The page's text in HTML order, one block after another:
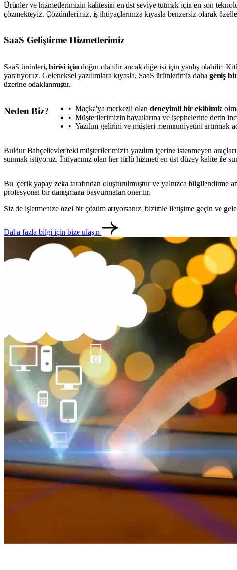
Ürünler ve hizmetlerimizin kalitesini en üst seviye tutmak için en son
çözmekteyiz. Çözümlerimiz, iş ihtiyaçlarınıza kıyasla benzersiz olarak
SaaS Geliştirme Hizmetlerimiz
SaaS ürünleri, birisi için doğru olabilir ancak diğerisi için yanlış olabilir.
yaratıyoruz. Geleneksel yazılımlara kıyasla, SaaS ürünlerimiz daha geniş
üzerine odaklanmıştır.
Neden Biz? Maçka'ya merkezli olan deneyimli bir ekibimiz
Müşterilerimizin hayatlarına ve işephelerine derin
Yazılım gelirini ve müşteri memnuniyetini artırmak
Buldur Bahçelievler'teki müşterilerimizin yazılım içerine istenmeyen
sunmak istiyoruz. İhtiyacınız olan her türlü hizmeti en üst düzey kalite ile
Bu içerik yapay zeka tarafından oluşturulmuştur ve yalnızca bilgilendirme
profesyonel bir danışmana başvurmaları önerilir.
Siz de işletmenize özel bir çözüm arıyorsanız, bizimle iletişime geçin ve
Daha fazla bilgi için bize ulaşın